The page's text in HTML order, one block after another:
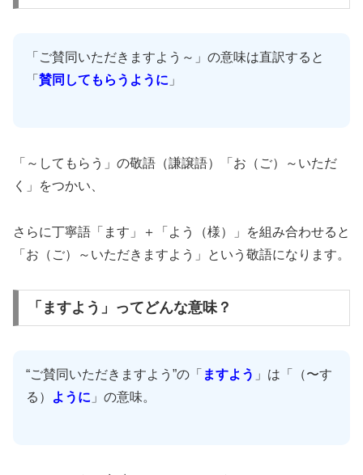
「ご賛同いただきますよう～」の意味は直訳すると
「 賛同してもらうように 」
「～してもらう」の敬語（謙譲語）「お（ご）～いただ
く」をつかい、
さらに丁寧語「ます」＋「よう（様）」を組み合わせると
「お（ご）～いただきますよう」という敬語になります。
「ますよう」ってどんな意味？
“ご賛同いただきますよう”の「 ますよう 」は「（〜す
る）
ように 」の意味。